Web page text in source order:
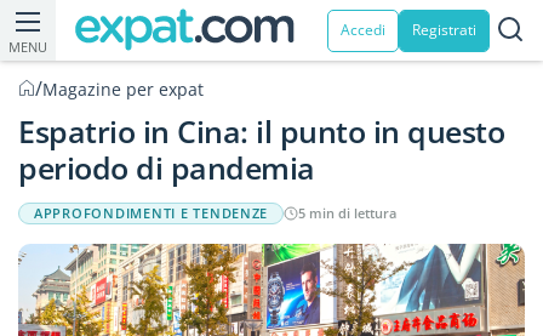
MENU
Accedi Registrati
/Magazine per expat
Espatrio in Cina: il punto in questo
periodo di pandemia
APPROFONDIMENTI E TENDENZE 5 min di lettura